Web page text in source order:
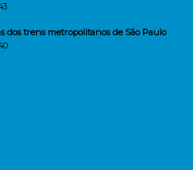
dos trens metropolitanos de São Paulo